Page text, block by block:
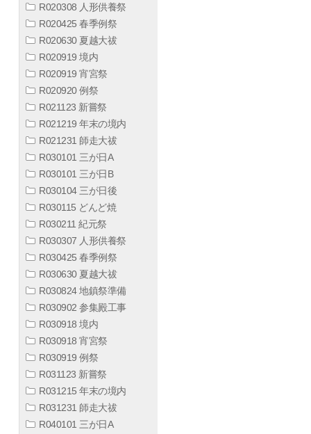
R020308 人形供養祭
R020425 春季例祭
R020630 夏越大祓
R020919 境内
R020919 宵宮祭
R020920 例祭
R021123 新嘗祭
R021219 年末の境内
R021231 師走大祓
R030101 三が日A
R030101 三が日B
R030104 三が日後
R030115 どんど焼
R030211 紀元祭
R030307 人形供養祭
R030425 春季例祭
R030630 夏越大祓
R030824 地鎮祭準備
R030902 参集殿工事
R030918 境内
R030918 宵宮祭
R030919 例祭
R031123 新嘗祭
R031215 年末の境内
R031231 師走大祓
R040101 三が日A